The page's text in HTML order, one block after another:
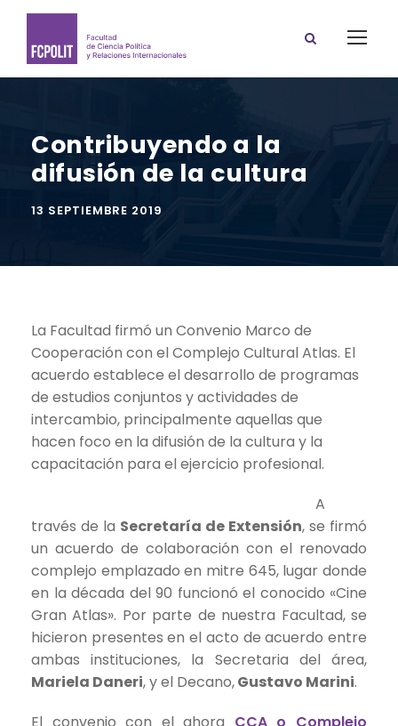
Contribuyendo a la
difusión de la cultura
13 SEPTIEMBRE 2019
La Facultad firmó un Convenio Marco de
Cooperación con el Complejo Cultural Atlas. El
acuerdo establece el desarrollo de programas
de estudios conjuntos y actividades de
intercambio, principalmente aquellas que
hacen foco en la difusión de la cultura y la
capacitación para el ejercicio profesional.
A
través de la Secretaría de Extensión, se firmó
un acuerdo de colaboración con el renovado
complejo emplazado en mitre 645, lugar donde
en la década del 90 funcionó el conocido «Cine
Gran Atlas». Por parte de nuestra Facultad, se
hicieron presentes en el acto de acuerdo entre
ambas instituciones, la Secretaria del área,
Mariela Daneri, y el Decano,Gustavo Marini.